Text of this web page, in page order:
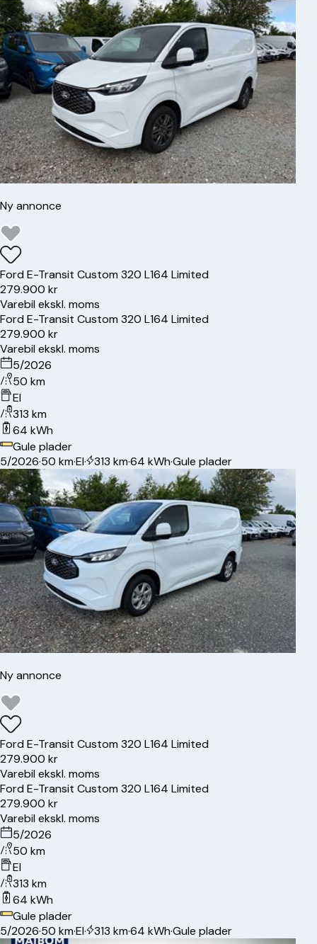
Ny annonce
FordE-Transit Custom 320 L164 Limited
279.900 kr
Varebil ekskl. moms
FordE-Transit Custom 320 L164 Limited
279.900 kr
Varebil ekskl. moms
5/2026
50 km
El
313 km
64 kWh
Gule plader
5/2026·50 km·El· 313 km·64 kWh·Gule plader
Ny annonce
FordE-Transit Custom 320 L164 Limited
279.900 kr
Varebil ekskl. moms
FordE-Transit Custom 320 L164 Limited
279.900 kr
Varebil ekskl. moms
5/2026
50 km
El
313 km
64 kWh
Gule plader
5/2026·50 km·El· 313 km·64 kWh·Gule plader